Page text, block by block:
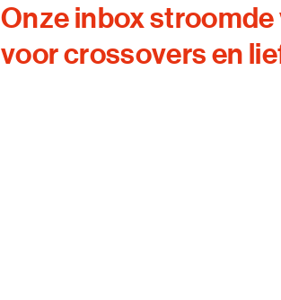
Onze inbox
voor crossovers en